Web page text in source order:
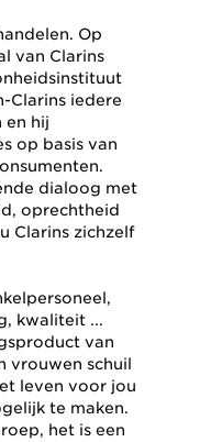
Op
van Clarins
Clarins iedere
en hij
op basis van
dialoog met
oprechtheid
Clarins zichzelf
kwaliteit ...
van
vrouwen schuil
leven voor jou
te maken.
het is een